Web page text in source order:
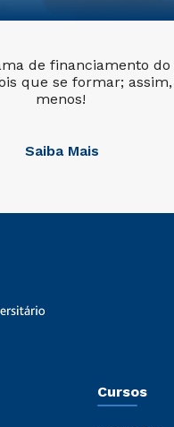
de financiamento do
que se formar;
menos!
Saiba Mais
Cursos